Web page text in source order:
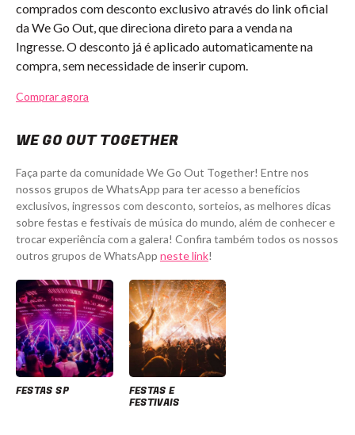
comprados com desconto exclusivo através do link oficial
da We Go Out, que direciona direto para a venda na
Ingresse. O desconto já é aplicado automaticamente na
compra, sem necessidade de inserir cupom.
Comprar agora
WE GO OUT TOGETHER
Faça parte da comunidade We Go Out Together! Entre nos
nossos grupos de WhatsApp para ter acesso a benefícios
exclusivos, ingressos com desconto, sorteios, as melhores dicas
sobre festas e festivais de música do mundo, além de conhecer e
trocar experiência com a galera! Confira também todos os nossos
outros grupos de WhatsApp neste link!
FESTAS SP
FESTAS E
FESTIVAIS